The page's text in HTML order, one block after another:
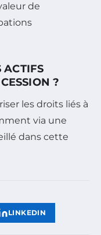
de
ACTIFS
?
les droits liés à
via une
dans cette
LINKEDIN